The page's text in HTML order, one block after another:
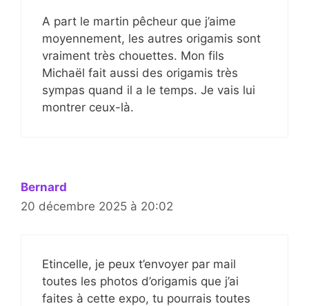
A part le martin pêcheur que j’aime
moyennement, les autres origamis sont
vraiment très chouettes. Mon fils
Michaël fait aussi des origamis très
sympas quand il a le temps. Je vais lui
montrer ceux-là.
Bernard
20 décembre 2025 à 20:02
Etincelle, je peux t’envoyer par mail
toutes les photos d’origamis que j’ai
faites à cette expo, tu pourrais toutes